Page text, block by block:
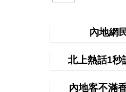
內地網
北上熱話1秒
內地客不滿